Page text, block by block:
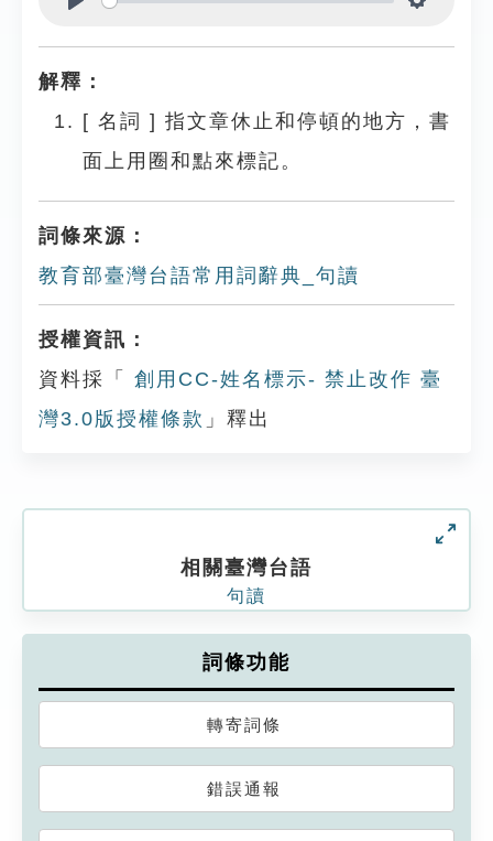
解釋：
[ 名詞 ] 指文章休止和停頓的地方，書
面上用圈和點來標記。
詞條來源：
教育部臺灣台語常用詞辭典_句讀
授權資訊：
資料採「
創用CC-姓名標示- 禁止改作 臺
灣3.0版授權條款 」釋出
相關臺灣台語
句讀
詞條功能
轉寄詞條
錯誤通報